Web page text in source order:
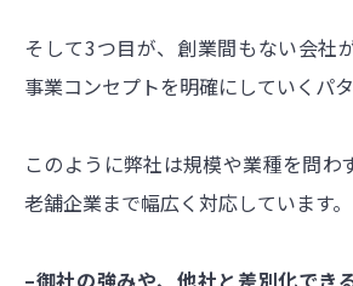
そして3つ目が、創業間もない会社
事業コンセプトを明確にしていくパタ
このように弊社は規模や業種を問わ
老舗企業まで幅広く対応しています。
–御社の強みや、他社と差別化でき